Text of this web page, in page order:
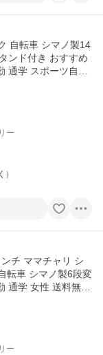
自転車 シマノ製14
ンド付き おすすめ
通学 スポーツ自転
ー
チ ママチャリ シ
転車 シマノ製6段変
通学 女性 送料無料
ー